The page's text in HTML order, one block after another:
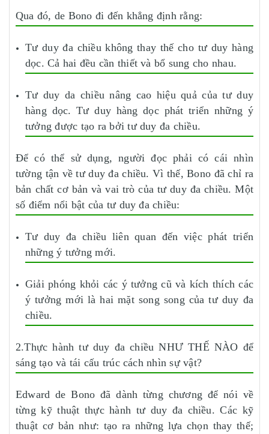
Qua đó, de Bono đi đến khẳng định rằng:
Tư duy đa chiều không thay thế cho tư duy hàng
dọc. Cả hai đều cần thiết và bổ sung cho nhau.
Tư duy da chiều nâng cao hiệu quả của tư duy
hàng dọc. Tư duy hàng dọc phát triển những ý
tưởng được tạo ra bởi tư duy đa chiều.
Để có thể sử dụng, người đọc phải có cái nhìn
tường tận về tư duy đa chiều. Vì thế, Bono đã chỉ ra
bản chất cơ bản và vai trò của tư duy đa chiều. Một
số điểm nổi bật của tư duy đa chiều:
Tư duy đa chiều liên quan đến việc phát triển
những ý tưởng mới.
Giải phóng khỏi các ý tưởng cũ và kích thích các
ý tưởng mới là hai mặt song song của tư duy đa
chiều.
2.Thực hành tư duy đa chiều NHƯ THẾ NÀO để
sáng tạo và tái cấu trúc cách nhìn sự vật?
Edward de Bono đã dành từng chương để nói về
từng kỹ thuật thực hành tư duy đa chiều. Các kỹ
thuật cơ bản như: tạo ra những lựa chọn thay thế;